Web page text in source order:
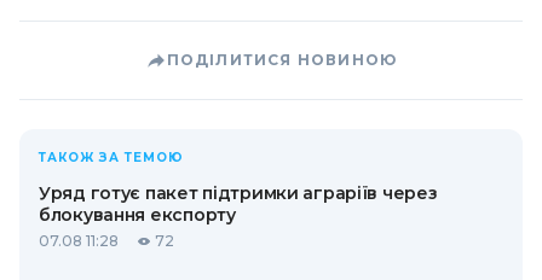
ПОДІЛИТИСЯ НОВИНОЮ
ТАКОЖ ЗА ТЕМОЮ
Уряд готує пакет підтримки аграріїв через
блокування експорту
07.08 11:28 72